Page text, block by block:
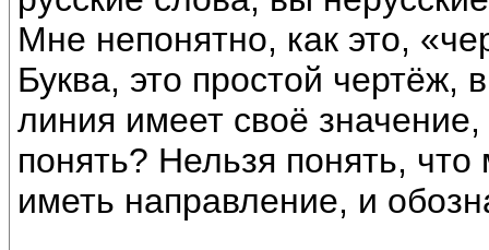
Мне непонятно, как это,
Буква, это простой чертёж,
линия имеет своё
понять? Нельзя понять,
иметь направление, и